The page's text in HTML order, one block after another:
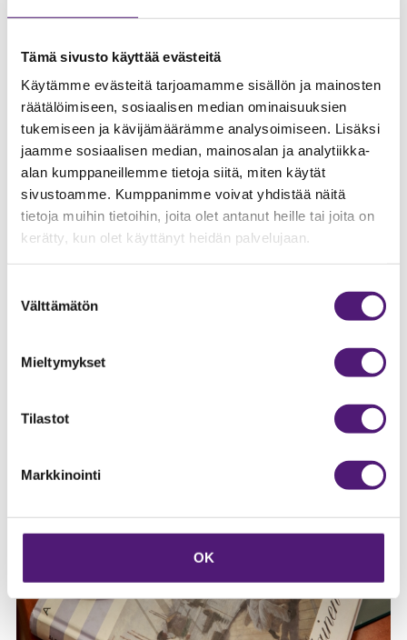
Tämä sivusto käyttää evästeitä
Käytämme evästeitä tarjoamamme sisällön ja mainosten
räätälöimiseen, sosiaalisen median ominaisuuksien
tukemiseen ja kävijämäärämme analysoimiseen. Lisäksi
jaamme sosiaalisen median, mainosalan ja analytiikka-
alan kumppaneillemme tietoja siitä, miten käytät
sivustoamme. Kumppanimme voivat yhdistää näitä
tietoja muihin tietoihin, joita olet antanut heille tai joita on
kerätty, kun olet käyttänyt heidän palvelujaan.
valinta
Välttämätön
Mieltymykset
Tilastot
Markkinointi
OK